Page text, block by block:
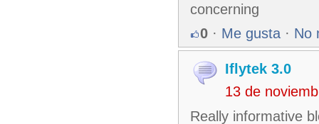
concerning
0 · Me gusta · No
Iflytek 3.0
13 de
Really informative